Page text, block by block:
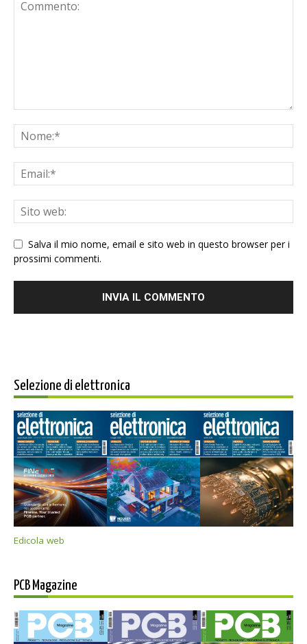
Salva il mio nome, email e sito web in questo browser per i
prossimi commenti.
Selezione di elettronica
Edicola web
PCB Magazine